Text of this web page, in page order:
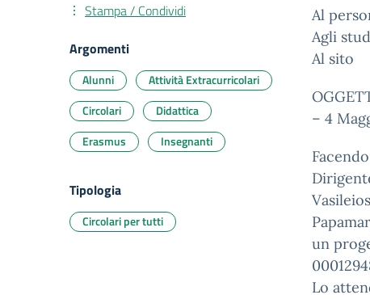
Al
Agli
Al sito
– 4
un
Lo
Stampa / Condividi
Argomenti
Alunni
Attività Extracurricolari
Circolari
Didattica
Erasmus
Insegnanti
Tipologia
Circolari per tutti